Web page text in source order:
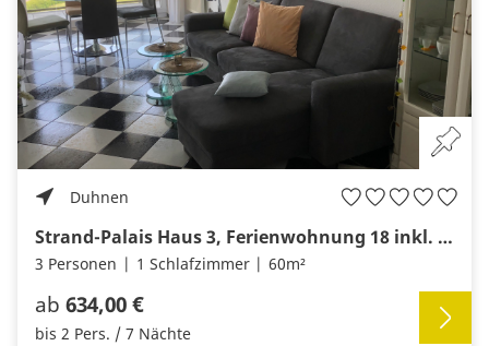
Duhnen
Strand-Palais Haus 3, Ferienwohnung 18 inkl. Strandkorb u. Meerblick
3 Personen 1 Schlafzimmer 60m²
ab 634,00 €
bis 2 Pers. / 7 Nächte